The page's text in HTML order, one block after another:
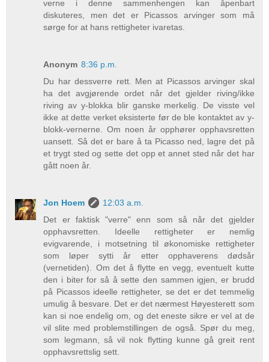
verne i denne sammenhengen kan åpenbart
diskuteres, men det er Picassos arvinger som må
sørge for at hans rettigheter ivaretas.
Anonym 8:36 p.m.
Du har dessverre rett. Men at Picassos arvinger skal
ha det avgjørende ordet når det gjelder riving/ikke
riving av y-blokka blir ganske merkelig. De visste vel
ikke at dette verket eksisterte før de ble kontaktet av y-
blokk-vernerne. Om noen år opphører opphavsretten
uansett. Så det er bare å ta Picasso ned, lagre det på
et trygt sted og sette det opp et annet sted når det har
gått noen år.
Jon Hoem
12:03 a.m.
Det er faktisk "verre" enn som så når det gjelder
opphavsretten. Ideelle rettigheter er nemlig
evigvarende, i motsetning til økonomiske rettigheter
som løper sytti år etter opphaverens dødsår
(vernetiden). Om det å flytte en vegg, eventuelt kutte
den i biter for så å sette den sammen igjen, er brudd
på Picassos ideelle rettigheter, se det er det temmelig
umulig å besvare. Det er det nærmest Høyesterett som
kan si noe endelig om, og det eneste sikre er vel at de
vil slite med problemstillingen de også. Spør du meg,
som legmann, så vil nok flytting kunne gå greit rent
opphavsrettslig sett.